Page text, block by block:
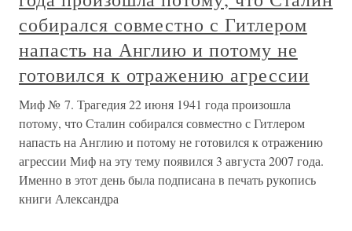
собирался совместно с Гитлером
напасть на Англию и потому не
готовился к отражению агрессии
Миф № 7. Трагедия 22 июня 1941 года произошла
потому, что Сталин собирался совместно с Гитлером
напасть на Англию и потому не готовился к отражению
агрессии Миф на эту тему появился 3 августа 2007 года.
Именно в этот день была подписана в печать рукопись
книги Александра